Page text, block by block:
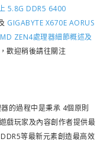
5.8G DDR5 6400
GIGABYTE X670E AORUS
ZEN4處理器細節概述及
歡迎稍後請往關注
的過程中是秉承 4個原則
戲玩家及內容創作者提供最
等最新元素創造最高效